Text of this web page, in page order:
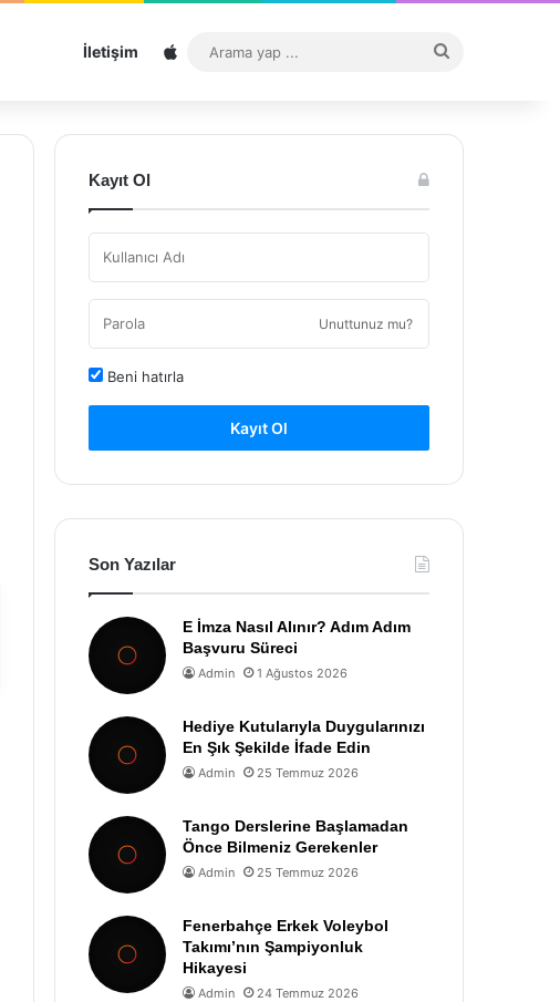
İletişim Sitemap
...
Kayıt Ol
Unuttunuz mu?
Beni hatırla
Kayıt Ol
Son Yazılar
E İmza Nasıl Alınır? Adım Adım
Başvuru Süreci
Admin 1 Ağustos 2026
Hediye Kutularıyla Duygularınızı
En Şık Şekilde İfade Edin
Admin 25 Temmuz 2026
Tango Derslerine Başlamadan
Önce Bilmeniz Gerekenler
Admin 25 Temmuz 2026
Fenerbahçe Erkek Voleybol
Takımı’nın Şampiyonluk
Hikayesi
Admin 24 Temmuz 2026